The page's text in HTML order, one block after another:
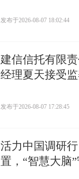
发布于2026-08-07 18:02:44
建信信托有限
经理夏天接受
发布于2026-08-07 17:28:45
活力中国调研
置，“智慧大脑